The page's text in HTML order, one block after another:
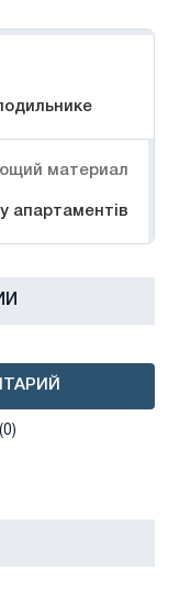
материал
апартаментів